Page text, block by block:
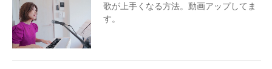
歌が上手くなる方法。動画アップしてま
す。